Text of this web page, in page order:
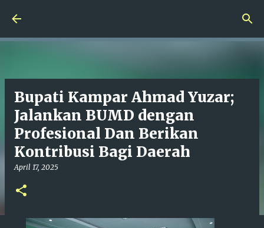
Bupati Kampar Ahmad Yuzar;
Jalankan BUMD dengan
Profesional Dan Berikan
Kontribusi Bagi Daerah
April 17, 2025